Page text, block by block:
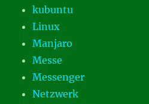
kubuntu
Linux
Manjaro
Messe
Messenger
Netzwerk